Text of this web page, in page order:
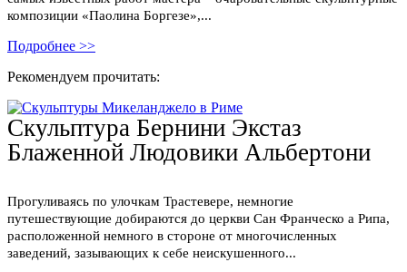
композиции «Паолина Боргезе»,...
Подробнее >>
Рекомендуем прочитать:
Скульптура Бернини Экстаз
Блаженной Людовики Альбертони
Прогуливаясь по улочкам Трастевере, немногие
путешествующие добираются до церкви Сан Франческо а Рипа,
расположенной немного в стороне от многочисленных
заведений, зазывающих к себе неискушенного...